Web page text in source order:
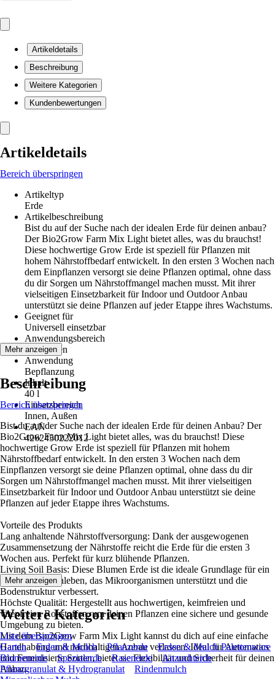
Artikeldetails
Beschreibung
Weitere Kategorien
Kundenbewertungen
Artikeldetails
Bereich überspringen
Artikeltyp
Erde
Artikelbeschreibung
Bist du auf der Suche nach der idealen Erde für deinen anbau?
Der Bio2Grow Farm Mix Light bietet alles, was du brauchst!
Diese hochwertige Grow Erde ist speziell für Pflanzen mit
hohem Nährstoffbedarf entwickelt. In den ersten 3 Wochen nach
dem Einpflanzen versorgt sie deine Pflanzen optimal, ohne dass
du dir Sorgen um Nährstoffmangel machen musst. Mit ihrer
vielseitigen Einsetzbarkeit für Indoor und Outdoor Anbau
unterstützt sie deine Pflanzen auf jeder Etappe ihres Wachstums.
Geeignet für
Universell einsetzbar
Anwendungsbereich
Nutzgarten
Anwendung
Bepflanzung
Inhalt
40 l
Einsatzbereich
Innen, Außen
EAN
4262450222012
Mehr anzeigen
Beschreibung
Bereich überspringen
Bist du auf der Suche nach der idealen Erde für deinen Anbau? Der
Bio2Grow Farm Mix Light bietet alles, was du brauchst! Diese
hochwertige Grow Erde ist speziell für Pflanzen mit hohem
Nährstoffbedarf entwickelt. In den ersten 3 Wochen nach dem
Einpflanzen versorgt sie deine Pflanzen optimal, ohne dass du dir
Sorgen um Nährstoffmangel machen musst. Mit ihrer vielseitigen
Einsetzbarkeit für Indoor und Outdoor Anbau unterstützt sie deine
Pflanzen auf jeder Etappe ihres Wachstums.
Vorteile des Produkts
Lang anhaltende Nährstoffversorgung: Dank der ausgewogenen
Zusammensetzung der Nährstoffe reicht die Erde für die ersten 3
Wochen aus. Perfekt für kurz blühende Pflanzen.
Living Soil Basis: Diese Blumen Erde ist die ideale Grundlage für ein
gesundes Bodenleben, das Mikroorganismen unterstützt und die
Bodenstruktur verbessert.
Höchste Qualität: Hergestellt aus hochwertigen, keimfreien und
virenfreien Rohstoffen, um deinen Pflanzen eine sichere und gesunde
Umgebung zu bieten.
Mit dem Bio2Grow Farm Mix Light kannst du dich auf eine einfache
Handhabung und nachhaltigen Anbau verlassen. Ideal für Automatics
und Feminisierte Sorten, bietet sie Flexibilität und Sicherheit für deinen
Anbau.
Mehr anzeigen
Weitere Kategorien
Liste überspringen
Garten
Erden & Mulch Pflanzerde
Erden & Mulch Palettenware
Blumenerde
Spezialerde Rasenerde
Anzuchterde
Pflanzgranulat & Hydrogranulat
Rindenmulch